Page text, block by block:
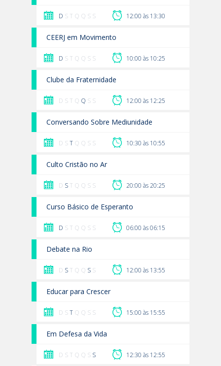
D S T Q Q S S 12:00 às 13:30
CEERJ em Movimento
D S T Q Q S S 10:00 às 10:25
Clube da Fraternidade
D S T Q Q S S 12:00 às 12:25
Conversando Sobre Mediunidade
D ST Q Q S S 10:30 às 10:55
Culto Cristão no Ar
D S T Q Q S S 20:00 às 20:25
Curso Básico de Esperanto
D S T Q Q S S 06:00 às 06:15
Debate na Rio
D S T Q Q S S 12:00 às 13:55
Educar para Crescer
D ST Q Q S S 15:00 às 15:55
Em Defesa da Vida
D S T Q Q S S 12:30 às 12:55